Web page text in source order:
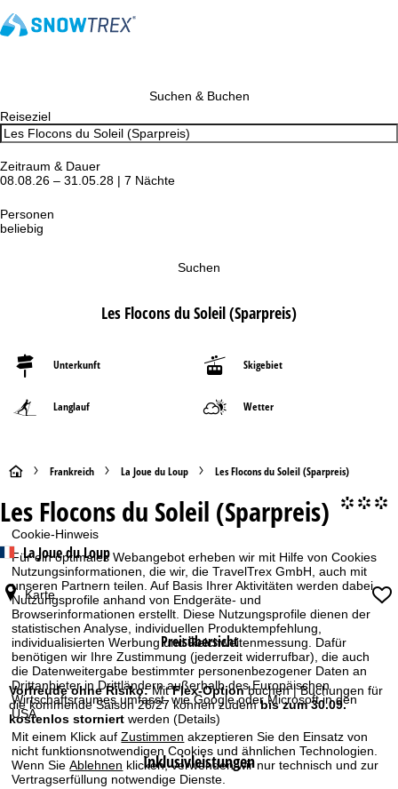
Cookie-Hinweis
Für ein optimales Webangebot erheben wir mit Hilfe von Cookies
Nutzungsinformationen, die wir, die TravelTrex GmbH, auch mit
unseren Partnern teilen. Auf Basis Ihrer Aktivitäten werden dabei
Nutzungsprofile anhand von Endgeräte- und
Browserinformationen erstellt. Diese Nutzungsprofile dienen der
statistischen Analyse, individuellen Produktempfehlung,
individualisierten Werbung und Reichweitenmessung. Dafür
benötigen wir Ihre Zustimmung (jederzeit widerrufbar), die auch
die Datenweitergabe bestimmter personenbezogener Daten an
Drittanbieter in Drittländern außerhalb des Europäischen
Wirtschaftsraumes umfasst, wie Google oder Microsoft in den
USA.
Mit einem Klick aufZustimmen akzeptieren Sie den Einsatz von
nicht funktionsnotwendigen Cookies und ähnlichen Technologien.
Wenn SieAblehnen klicken, verwenden wir nur technisch und zur
Vertragserfüllung notwendige Dienste.
Suchen & Buchen
Reiseziel
Zeitraum & Dauer
08.08.26 – 31.05.28 | 7 Nächte
Personen
beliebig
Suchen
Les Flocons du Soleil (Sparpreis)
Unterkunft Skigebiet
Langlauf Wetter
S
t
a
r
t
s
e
i
t
Frankreich La Joue du Loup Les Flocons du Soleil (Sparpreis)
Les Flocons du Soleil (Sparpreis) °°°
La Joue du Loup
Karte
Preisübersicht
Vorfreude ohne Risiko:MitFlex-Optionbuchen | Buchungen für
die kommende Saison 26/27 können zudembis zum 30.09.
kostenlos storniert werden (Details)
Inklusivleistungen